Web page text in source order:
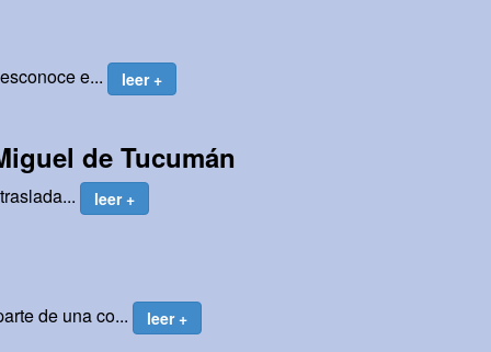
e... leer +
de Tucumán
leer +
de una co... leer +